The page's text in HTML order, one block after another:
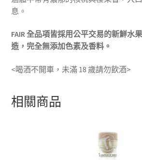
息。
FAIR 全品項皆採用公平交易的新鮮水
造，完全無添加色素及香料。
<喝酒不開車，未滿 18 歲請勿飲酒>
相關商品